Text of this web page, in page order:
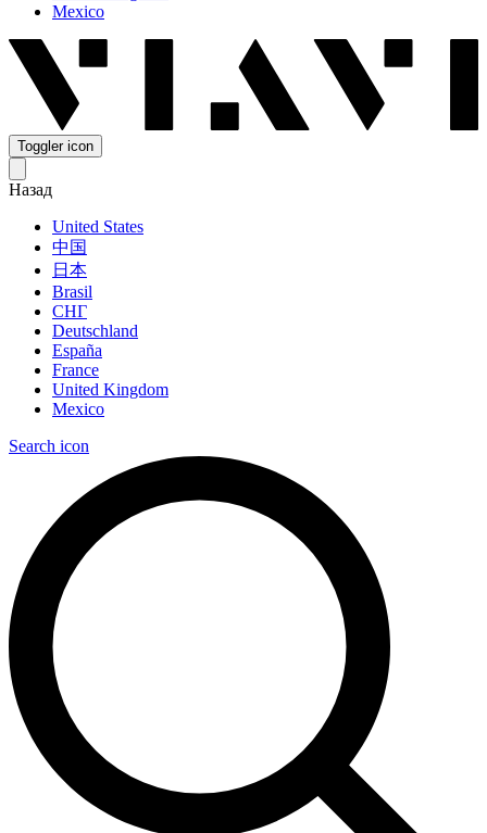
Mexico
Toggler icon
Назад
United States
中国
日本
Brasil
СНГ
Deutschland
España
France
United Kingdom
Mexico
Search icon